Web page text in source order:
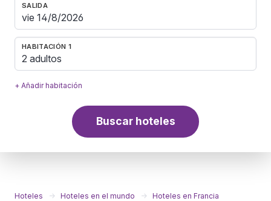
SALIDA
HABITACIÓN 1
2 adultos
+ Añadir habitación
Buscar hoteles
Hoteles Hoteles en el mundo
Hoteles en Francia